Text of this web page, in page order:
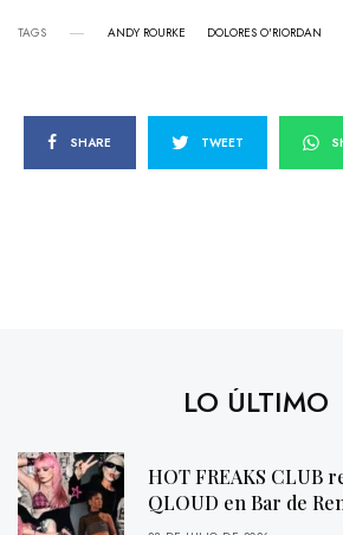
TAGS ANDY ROURKE DOLORES O'RIORDAN
SHARE TWEET
LO ÚLTIMO
HOT FREAKS CLUB
QLOUD en Bar de